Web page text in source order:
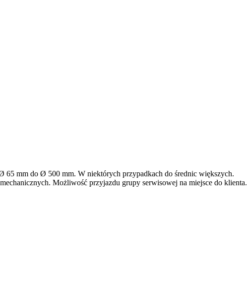
65 mm do Ø 500 mm. W niektórych przypadkach do średnic większych.
Możliwość przyjazdu grupy serwisowej na miejsce do klienta.